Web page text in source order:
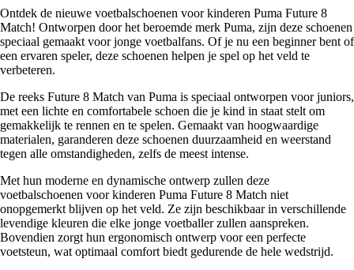
Ontdek de nieuwe voetbalschoenen voor kinderen Puma Future 8
Match! Ontworpen door het beroemde merk Puma, zijn deze schoenen
speciaal gemaakt voor jonge voetbalfans. Of je nu een beginner bent of
een ervaren speler, deze schoenen helpen je spel op het veld te
verbeteren.
De reeks Future 8 Match van Puma is speciaal ontworpen voor juniors,
met een lichte en comfortabele schoen die je kind in staat stelt om
gemakkelijk te rennen en te spelen. Gemaakt van hoogwaardige
materialen, garanderen deze schoenen duurzaamheid en weerstand
tegen alle omstandigheden, zelfs de meest intense.
Met hun moderne en dynamische ontwerp zullen deze
voetbalschoenen voor kinderen Puma Future 8 Match niet
onopgemerkt blijven op het veld. Ze zijn beschikbaar in verschillende
levendige kleuren die elke jonge voetballer zullen aanspreken.
Bovendien zorgt hun ergonomisch ontwerp voor een perfecte
voetsteun, wat optimaal comfort biedt gedurende de hele wedstrijd.